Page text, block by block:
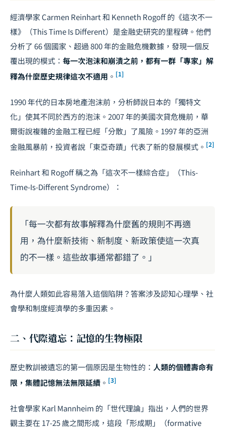
經濟學家 Carmen Reinhart 和 Kenneth Rogoff 的《這次不一
樣》（This Time Is Different）是金融史研究的里程碑。他們
分析了 66 個國家、超過 800 年的金融危機數據，發現一個反
覆出現的模式： 每一次泡沫和崩潰之前，都有一群「專家」解
釋為什麼歷史規律這次不適用 。 [1]
1990 年代的日本房地產泡沫前，分析師說日本的「獨特文
化」使其不同於西方的泡沫。2007 年的美國次貸危機前，華
爾街說複雜的金融工程已經「分散」了風險。1997 年的亞洲
金融風暴前，投資者說「東亞奇蹟」代表了新的發展模式。 [2]
Reinhart 和 Rogoff 稱之為「這次不一樣綜合症」（This-
Time-Is-Different Syndrome）：
「每一次都有故事解釋為什麼舊的規則不再適
用，為什麼新技術、新制度、新政策使這一次真
的不一樣。這些故事通常都錯了。」
為什麼人類如此容易落入這個陷阱？答案涉及認知心理學、社
會學和制度經濟學的多重因素。
二、代際遺忘：記憶的生物極限
歷史教訓被遺忘的第一個原因是生物性的： 人類的個體壽命有
限，集體記憶無法無限延續 。 [3]
社會學家 Karl Mannheim 的「世代理論」指出，人們的世界
觀主要在 17-25 歲之間形成，這段「形成期」（formative